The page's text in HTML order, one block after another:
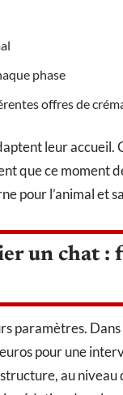
phase
offres de
leur accueil.
que ce moment
pour l’animal et
un chat :
paramètres.
pour une
au niveau